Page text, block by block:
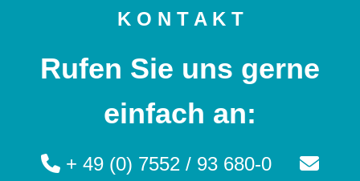
K O N T A K T
Rufen Sie uns gerne
einfach an:
+ 49 (0) 7552 / 93 680-0